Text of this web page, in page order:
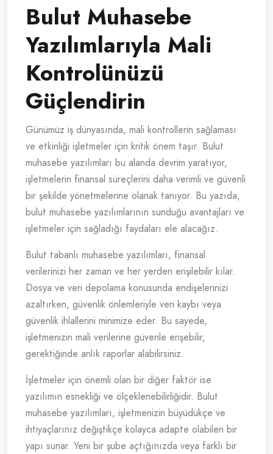
Bulut Muhasebe
Yazılımlarıyla Mali
Kontrolünüzü
Güçlendirin
Günümüz iş dünyasında, mali kontrollerin sağlaması
ve etkinliği işletmeler için kritik önem taşır. Bulut
muhasebe yazılımları bu alanda devrim yaratıyor,
işletmelerin finansal süreçlerini daha verimli ve güvenli
bir şekilde yönetmelerine olanak tanıyor. Bu yazıda,
bulut muhasebe yazılımlarının sunduğu avantajları ve
işletmeler için sağladığı faydaları ele alacağız.
Bulut tabanlı muhasebe yazılımları, finansal
verilerinizi her zaman ve her yerden erişilebilir kılar.
Dosya ve veri depolama konusunda endişelerinizi
azaltırken, güvenlik önlemleriyle veri kaybı veya
güvenlik ihlallerini minimize eder. Bu sayede,
işletmenizin mali verilerine güvenle erişebilir,
gerektiğinde anlık raporlar alabilirsiniz.
İşletmeler için önemli olan bir diğer faktör ise
yazılımın esnekliği ve ölçeklenebilirliğidir. Bulut
muhasebe yazılımları, işletmenizin büyüdükçe ve
ihtiyaçlarınız değiştikçe kolayca adapte olabilen bir
yapı sunar. Yeni bir şube açtığınızda veya farklı bir